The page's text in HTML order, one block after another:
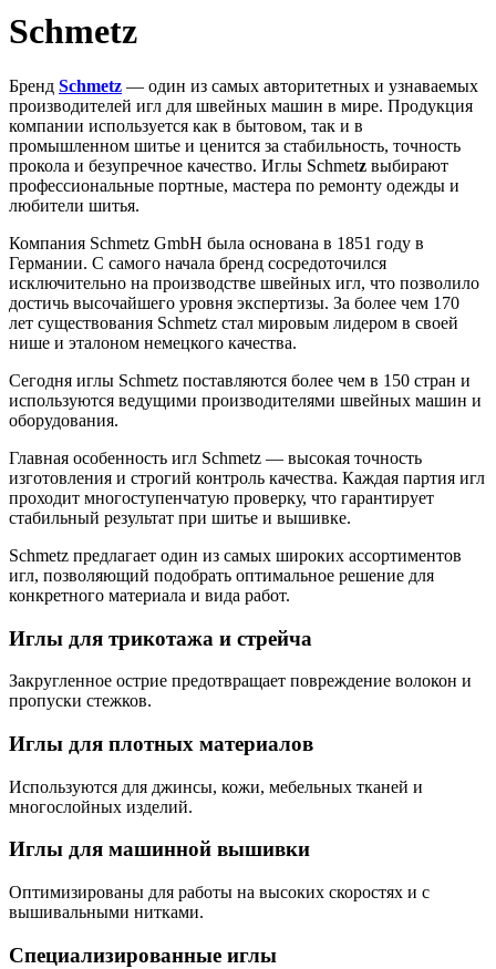
Schmetz
Бренд Schmetz — один из самых авторитетных и узнаваемых
производителей игл для швейных машин в мире. Продукция
компании используется как в бытовом, так и в
промышленном шитье и ценится за стабильность, точность
прокола и безупречное качество. Иглы Schmetz выбирают
профессиональные портные, мастера по ремонту одежды и
любители шитья.
Компания Schmetz GmbH была основана в 1851 году в
Германии. С самого начала бренд сосредоточился
исключительно на производстве швейных игл, что позволило
достичь высочайшего уровня экспертизы. За более чем 170
лет существования Schmetz стал мировым лидером в своей
нише и эталоном немецкого качества.
Сегодня иглы Schmetz поставляются более чем в 150 стран и
используются ведущими производителями швейных машин и
оборудования.
Главная особенность игл Schmetz — высокая точность
изготовления и строгий контроль качества. Каждая партия игл
проходит многоступенчатую проверку, что гарантирует
стабильный результат при шитье и вышивке.
Schmetz предлагает один из самых широких ассортиментов
игл, позволяющий подобрать оптимальное решение для
конкретного материала и вида работ.
Иглы для трикотажа и стрейча
Закругленное острие предотвращает повреждение волокон и
пропуски стежков.
Иглы для плотных материалов
Используются для джинсы, кожи, мебельных тканей и
многослойных изделий.
Иглы для машинной вышивки
Оптимизированы для работы на высоких скоростях и с
вышивальными нитками.
Специализированные иглы